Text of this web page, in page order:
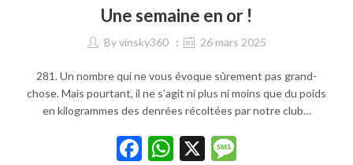
Une semaine en or !
Byvinsky360 26 mars 2025
281. Un nombre qui ne vous évoque sûrement pas grand-
chose. Mais pourtant, il ne s’agit ni plus ni moins que du poids
en kilogrammes des denrées récoltées par notre club…
Facebook
WhatsApp
X